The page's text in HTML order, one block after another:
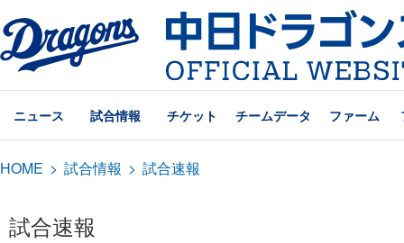
ニュース 試合情報 チケット チームデータ ファーム
HOME > 試合情報 > 試合速報
試合速報